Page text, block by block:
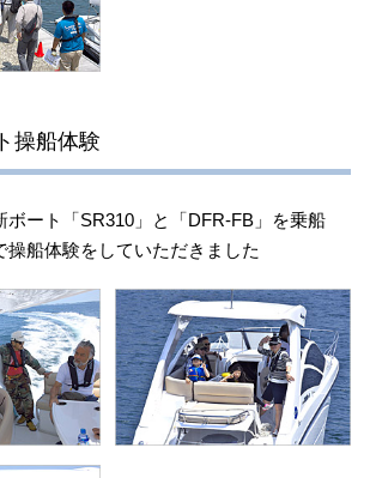
操船体験
ボート「SR310」と「DFR-FB」を乗船
操船体験をしていただきました